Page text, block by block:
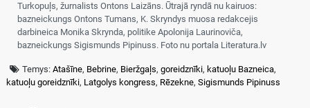
Turkopuļs, žurnalists Ontons Laizāns. Ūtrajā ryndā nu kairuos:
bazneickungs Ontons Tumans, K. Skryndys muosa redakcejis
darbineica Monika Skrynda, politike Apolonija Laurinoviča,
bazneickungs Sigismunds Pipinuss. Foto nu portala Literatura.lv
Temys:Atašīne, Bebrine, Bieržgaļs,goreidznīki, katuoļu Bazneica,
katuoļu goreidznīki, Latgolys kongress, Rēzekne, Sigismunds Pipinuss